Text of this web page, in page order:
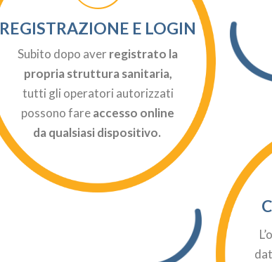
REGISTRAZIONE E LOGIN
Subito dopo averregistrato la
propria struttura sanitaria,
tutti gli operatori autorizzati
possono fareaccesso online
da qualsiasi dispositivo.